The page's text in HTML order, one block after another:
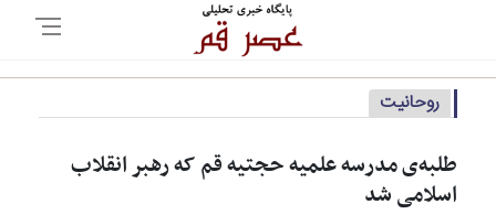
روحانیت
طلبه‌ی مدرسه علمیه حجتیه قم که رهبر انقلاب
اسلامی شد